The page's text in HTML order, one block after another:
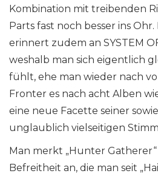
Kombination mit treibenden
Parts fast noch besser ins
erinnert zudem an SYSTEM
weshalb man sich eigentlich
fühlt, ehe man wieder nach
Fronter es nach acht Alben
eine neue Facette seiner
unglaublich vielseitigen
Man merkt „Hunter Gatherer“
Befreitheit an, die man seit